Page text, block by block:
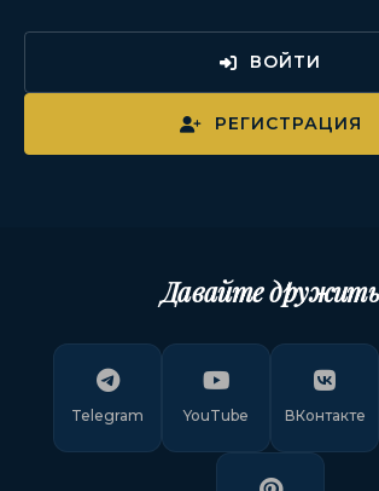
ВОЙТИ
РЕГИСТРАЦИЯ
Давайте дружить
Telegram YouTube ВКонтакте